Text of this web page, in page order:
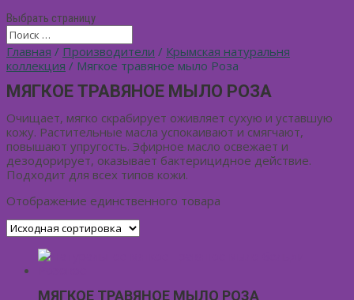
Выбрать страницу
Главная / Производители / Крымская натуральня
коллекция / Мягкое травяное мыло Роза
МЯГКОЕ ТРАВЯНОЕ МЫЛО РОЗА
Очищает, мягко скрабирует оживляет сухую и уставшую
кожу. Растительные масла успокаивают и смягчают,
повышают упругость. Эфирное масло освежает и
дезодорирует, оказывает бактерицидное действие.
Подходит для всех типов кожи.
Отображение единственного товара
МЯГКОЕ ТРАВЯНОЕ МЫЛО РОЗА